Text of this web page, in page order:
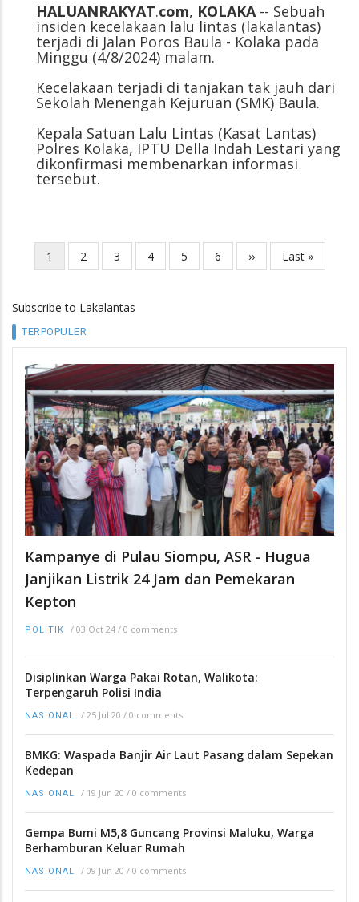
HALUANRAKYAT.com, KOLAKA -- Sebuah
insiden kecelakaan lalu lintas (lakalantas)
terjadi di Jalan Poros Baula - Kolaka pada
Minggu (4/8/2024) malam.
Kecelakaan terjadi di tanjakan tak jauh dari
Sekolah Menengah Kejuruan (SMK) Baula.
Kepala Satuan Lalu Lintas (Kasat Lantas)
Polres Kolaka, IPTU Della Indah Lestari yang
dikonfirmasi membenarkan informasi
tersebut.
Pagination
Current
page
1 Page
2 Page
3 Page
4 Page
5 Page
6
Next
page
››
Last
page
Last »
Subscribe to Lakalantas
TERPOPULER
Kampanye di Pulau Siompu, ASR - Hugua
Janjikan Listrik 24 Jam dan Pemekaran
Kepton
POLITIK / 03 Oct 24 / 0 comments
Disiplinkan Warga Pakai Rotan, Walikota:
Terpengaruh Polisi India
NASIONAL / 25 Jul 20 / 0 comments
BMKG: Waspada Banjir Air Laut Pasang dalam Sepekan
Kedepan
NASIONAL / 19 Jun 20 / 0 comments
Gempa Bumi M5,8 Guncang Provinsi Maluku, Warga
Berhamburan Keluar Rumah
NASIONAL / 09 Jun 20 / 0 comments